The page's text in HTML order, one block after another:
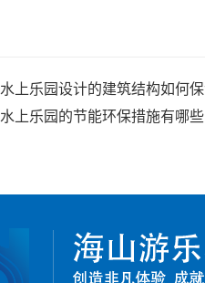
水上乐园设计的建筑结构如何保
水上乐园的节能环保措施有哪些